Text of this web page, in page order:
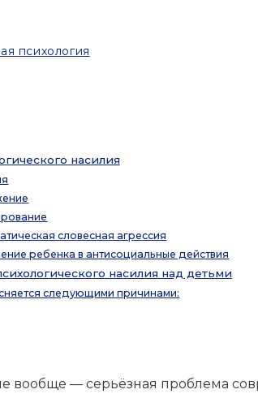
психология
насилия
словесная агрессия
ребенка в антисоциальные действия
насилия над детьми
следующими причинами:
вообще — серьёзная проблема